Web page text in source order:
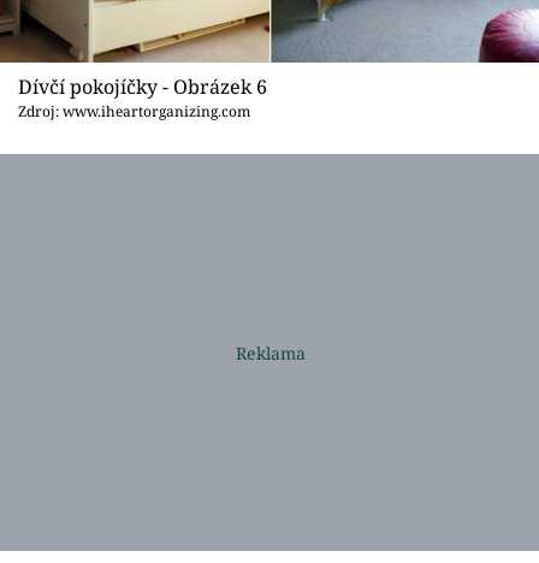
Dívčí pokojíčky - Obrázek 6
Zdroj: www.iheartorganizing.com